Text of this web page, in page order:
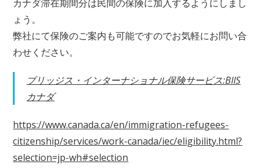
カナダ滞在期間分は民間の保険に加入するようにしまし
ょう。
弊社にて保険のご案内も可能ですのでお気軽にお問い合
わせください。
ブリッジス・インターナショナル保険サービス:BIIS
カナダ
https://www.canada.ca/en/immigration-refugees-
citizenship/services/work-canada/iec/eligibility.html?
selection=jp-wh#selection